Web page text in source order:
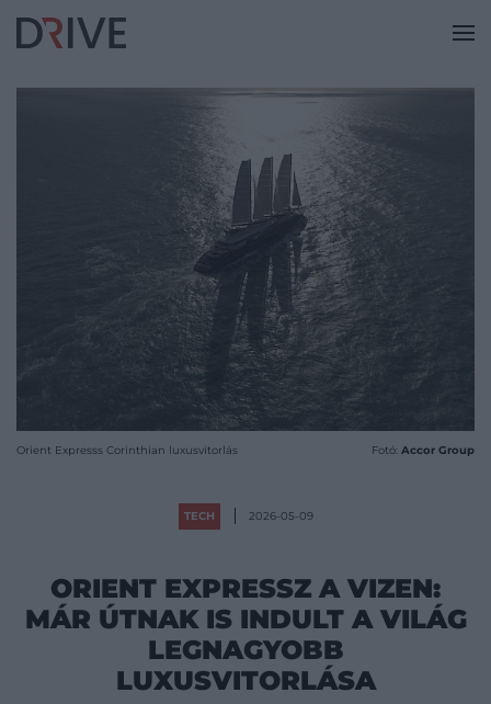
Orient Expresss Corinthian luxusvitorlás Fotó: Accor Group
TECH 2026-05-09
ORIENT EXPRESSZ A VIZEN:
MÁR ÚTNAK IS INDULT A VILÁG
LEGNAGYOBB
LUXUSVITORLÁSA